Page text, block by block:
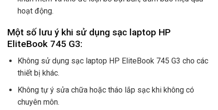
hoạt động.
Một số lưu ý khi sử dụng sạc laptop HP
EliteBook 745 G3:
Không sử dụng sạc laptop HP EliteBook 745 G3 cho các
thiết bị khác.
Không tự ý sửa chữa hoặc tháo lắp sạc khi không có
chuyên môn.